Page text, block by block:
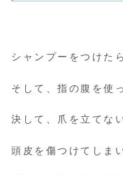
シャンプーをつけた
そして、指の腹を使
決して、爪を立てな
頭皮を傷つけてしま